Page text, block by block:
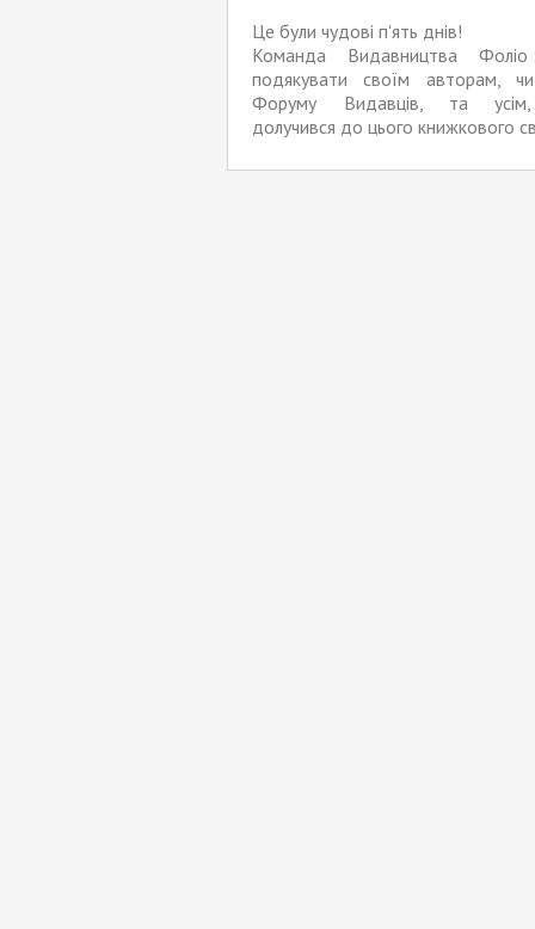
Це були чудові п'ять днів!
Команда Видавництва
подякувати своїм авторам,
Форуму Видавців, та
долучився до цього книжкового